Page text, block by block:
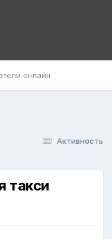
онлайн
Активность
такси